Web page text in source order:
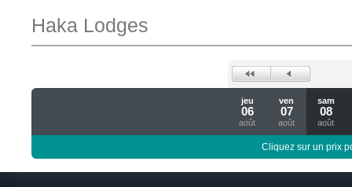
Haka Lodges
jeu
06
août
ven
07
août
sam
08
août
Cliquez sur un prix